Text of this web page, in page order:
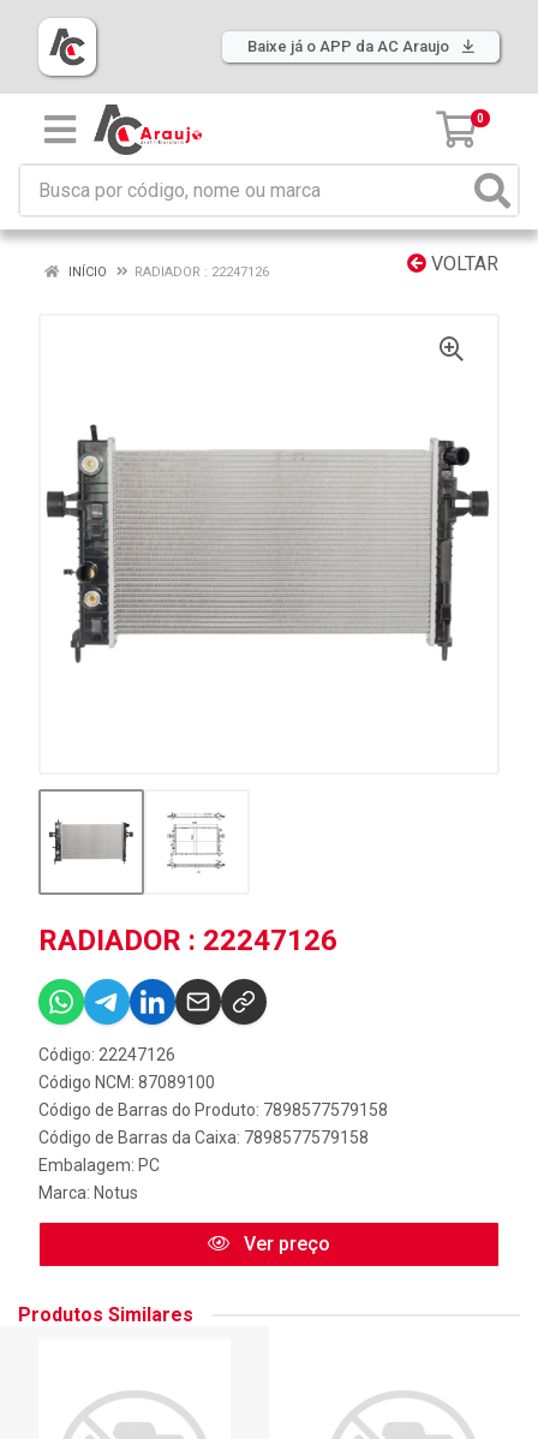
Baixe já o APP da AC Araujo
0
VOLTAR
INÍCIO RADIADOR : 22247126
RADIADOR : 22247126
Código: 22247126
Código NCM: 87089100
Código de Barras do Produto: 7898577579158
Código de Barras da Caixa: 7898577579158
Embalagem: PC
Marca: Notus
Ver preço
Produtos Similares